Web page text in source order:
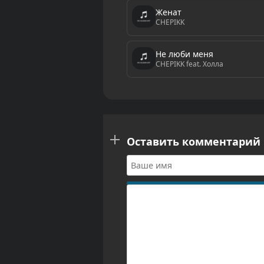
Женат
CHEPIKK
Не люби меня
CHEPIKK feat. Холла
Оставить комментарий